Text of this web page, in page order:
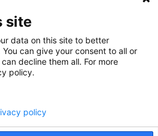
Square, Suite 900
Boston, MA 02114
Threads
site
data on this site to better
can give your consent to all or
decline them all. For more
policy.
policy